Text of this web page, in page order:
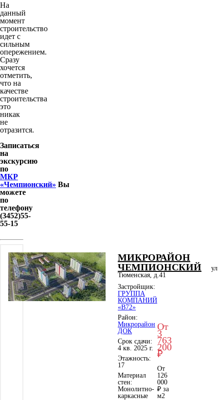
На
данный
момент
строительство
идет с
сильным
опережением.
Сразу
хочется
отметить,
что на
качестве
строительства
это
никак
не
отразится.
Записаться
на
экскурсию
по
МКР
«Чемпионский» Вы
можете
по
телефону
(3452)55-
55-15
МИКРОРАЙОН
ЧЕМПИОНСКИЙ
Тюменская, д.41
Застройщик:
ГРУППА
КОМПАНИЙ
«В72»
Район:
Микрорайон
ДОК
Срок сдачи:
4 кв. 2025 г.
Этажность:
17
Материал
стен:
Монолитно-
каркасные
От
3
763
200
₽
От
126
000
₽ за
м2